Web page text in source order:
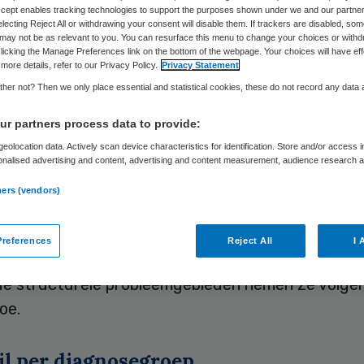
Skipr Redactie 18 oktober 2019,09:19 535 keer gelezen
in de specialistische ggz zijn het afgelopen
opgelopen. Dat blijkt uit de kwartaalrapportage
in de GGZ in het derde kwartaal 2019 van
is er nu sprake van een stijging, zo stelt
. De wachttijden voor basis ggz blijven wel
structurele probleemgebieden nemen ze
enables tracking technologies to support the purposes shown under we and our
Reject All or withdrawing your consent will disable them. If trackers are disabled,
not be as relevant to you. You can resurface this menu to change your choices or
the Manage Preferences link on the bottom of the webpage. Your choices will have
details, refer to our Privacy Policy. Privacy Statement
not? Then we only place essential and statistical cookies, these do not record any data
partners process data to provide:
data. Actively scan device characteristics for identification. Store and/or access
advertising and content, advertising and content measurement, audience research
(vendors)
Reject All I